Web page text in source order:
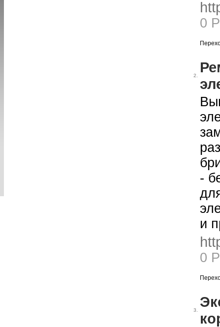
0
2.
-
и
0
3.